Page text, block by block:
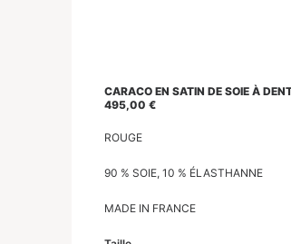
CARACO EN SATIN DE SOIE À
495,00 €
ROUGE
90 % SOIE, 10 % ÉLASTHANNE
MADE IN FRANCE